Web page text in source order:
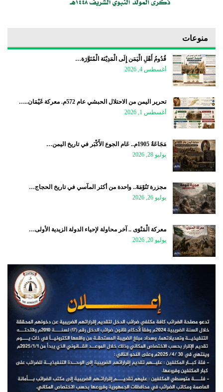
منوعات
قُدُومُ أَهْلِ الْيَمَن إِلَى الْمَدِيْنَة الْمُنَوَّرَة…
أغسطس 4, 2026
تحرير اليمن من الاحتلال الحبشي عام 572م. معركة غَيْمَان..…
أغسطس 1, 2026
مَجَاعَةُ 1905م.. عَام الجوع الأَكْبَر في تاريخ اليمن…
يوليو 28, 2026
مجزرة تَنُوْمَةَ.. واحدة من أكثر المآسي في تاريخ الحجاج…
يوليو 26, 2026
معركة الْمَنْوَى .. آخر محاولة لإحياء الدولة الزيدية الأولى…
يوليو 20, 2026